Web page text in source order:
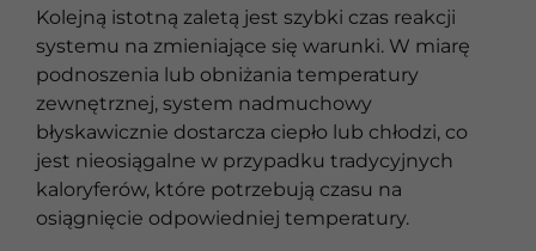
Kolejną istotną zaletą jest szybki czas reakcji
systemu na zmieniające się warunki. W miarę
podnoszenia lub obniżania temperatury
zewnętrznej, system nadmuchowy
błyskawicznie dostarcza ciepło lub chłodzi, co
jest nieosiągalne w przypadku tradycyjnych
kaloryferów, które potrzebują czasu na
osiągnięcie odpowiedniej temperatury.